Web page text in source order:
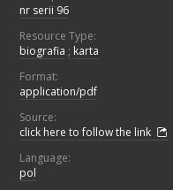
nr serii 96
Resource Type:
biografia ; karta
Format:
application/pdf
Source:
click here to follow the link
Language:
pol